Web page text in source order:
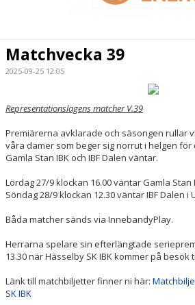
OM KLUBBEN
MATCHER
CAFETERIAN
DOKUMENT
NACKA X
KLUBBSHOPEN
INNEBANDY PLAY
Matchvecka 39
2025-09-25 12:05
Representationslagens matcher V.39
Premiärerna avklarade och säsongen rullar
våra damer som beger sig norrut i helgen
Gamla Stan IBK och IBF Dalen väntar.
Lördag 27/9 klockan 16.00 väntar Gamla Stan
Söndag 28/9 klockan 12.30 väntar IBF Dalen i
Båda matcher sänds via InnebandyPlay.
Herrarna spelare sin efterlängtade
13.30 när Hässelby SK IBK kommer på besök
Länk till matchbiljetter finner ni här:
SK IBK